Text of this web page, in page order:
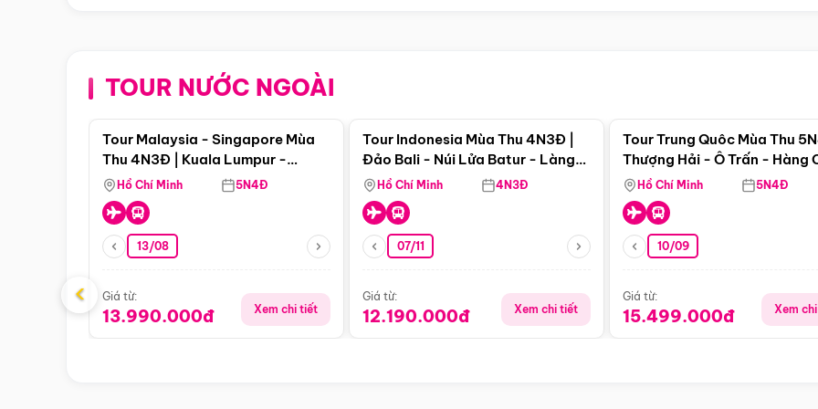
TOUR NƯỚC NGOÀI
Điểm nổi bật
Tour Malaysia - Singapore Mùa
Thu 4N3Đ | Kuala Lumpur -
Malacca - Johor Baru -
Singapore
Hồ Chí Minh 5N4Đ
13/08
Giá từ:
13.990.000đ Xem chi tiết
Tour Indonesia Mùa Thu 4N3Đ |
Đảo Bali - Núi Lửa Batur - Làng
Penglipuran
Hồ Chí Minh 4N3Đ
07/11
Giá từ:
12.190.000đ Xem chi tiết
Tour Trung Quôc Mùa Thu
Thượng Hải - Ô Trấn - Hàng
(Tour Không Shopping)
Hồ Chí Minh 5N4Đ
10/09
Giá từ:
15.499.000đ Xem
‹